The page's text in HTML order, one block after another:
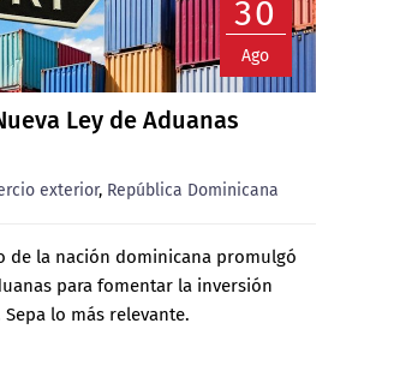
30
Ago
Ley de Aduanas
exterior, República Dominicana
de la nación dominicana promulgó
para fomentar la inversión
lo más relevante.